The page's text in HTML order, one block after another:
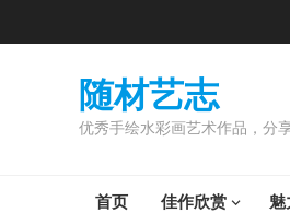
随材艺志
优秀手绘水彩画艺术作品，分
首页 佳作欣赏